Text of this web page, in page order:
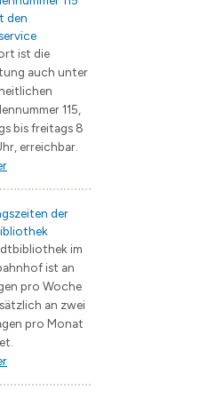
Lärmaktionsplan
Entwicklungskonzepte
Forschungsprojekt KWP
Quartierskonzept
den
ist die
auch unter
115,
bis freitags 8
erreichbar.
der
im
ist an
pro Woche
an zwei
pro Monat